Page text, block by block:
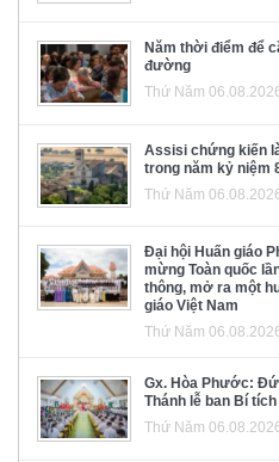
Năm thời điểm để
đường
Thứ Năm
Assisi chứng kiến
trong năm kỷ niệm
Thứ Năm
Đại hội Huấn giáo
mừng Toàn quốc
thông, mở ra một
giáo Việt Nam
Thứ Năm
Gx. Hòa Phước:
Thánh lễ ban Bí
Thứ Năm